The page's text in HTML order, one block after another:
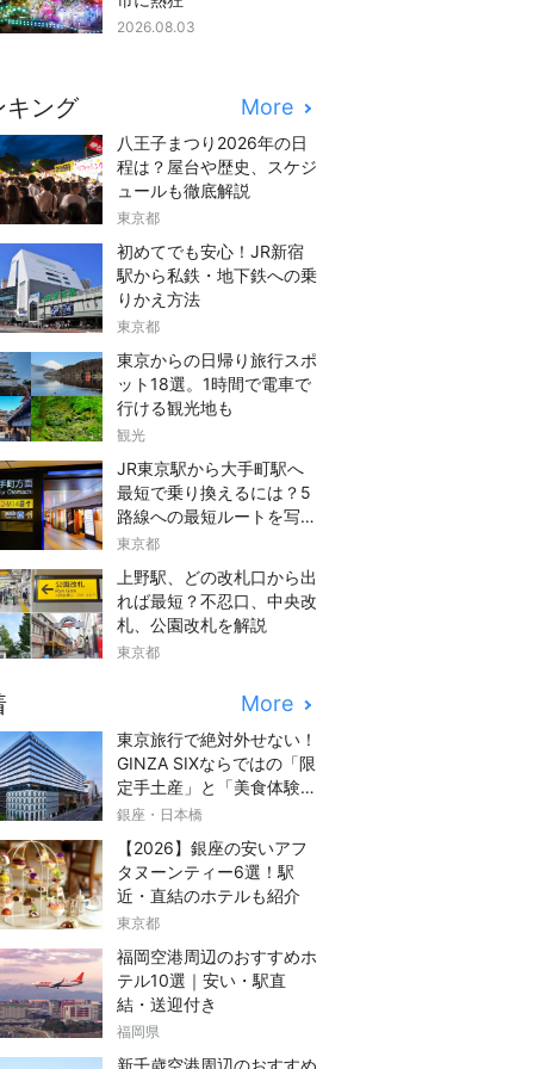
2026.08.03
キング More
八王子まつり2026年の日
程は？屋台や歴史、スケジ
ュールも徹底解説
東京都
初めてでも安心！JR新宿
駅から私鉄・地下鉄への乗
りかえ方法
東京都
東京からの日帰り旅行スポ
ット18選。1時間で電車で
行ける観光地も
観光
JR東京駅から大手町駅へ
最短で乗り換えるには？5
路線への最短ルートを写真
つきでご紹介
東京都
上野駅、どの改札口から出
れば最短？不忍口、中央改
札、公園改札を解説
東京都
More
東京旅行で絶対外せない！
GINZA SIXならではの「限
定手土産」と「美食体験」
完全ガイド
銀座・日本橋
【2026】銀座の安いアフ
タヌーンティー6選！駅
近・直結のホテルも紹介
東京都
福岡空港周辺のおすすめホ
テル10選｜安い・駅直
結・送迎付き
福岡県
新千歳空港周辺のおすすめ